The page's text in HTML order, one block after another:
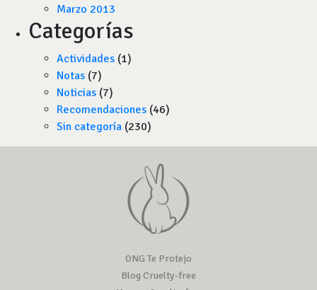
Marzo 2013
Categorías
Actividades (1)
Notas (7)
Noticias (7)
Recomendaciones (46)
Sin categoría (230)
ONG Te Protejo
Blog Cruelty-free